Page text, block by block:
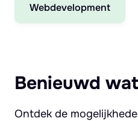
Webdevelopment
Benieuwd
Ontdek de